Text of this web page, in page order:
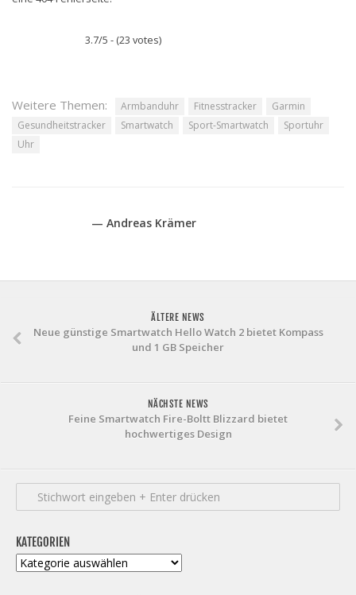
3.7/5 - (23 votes)
Weitere Themen: Armbanduhr Fitnesstracker
Garmin
Gesundheitstracker
Smartwatch Sport-Smartwatch
Sportuhr
Uhr
— Andreas Krämer
ÄLTERE NEWS
Neue günstige Smartwatch Hello Watch 2 bietet Kompass
und 1 GB Speicher
NÄCHSTE NEWS
Feine Smartwatch Fire-Boltt Blizzard bietet
hochwertiges Design
KATEGORIEN
Kategorien